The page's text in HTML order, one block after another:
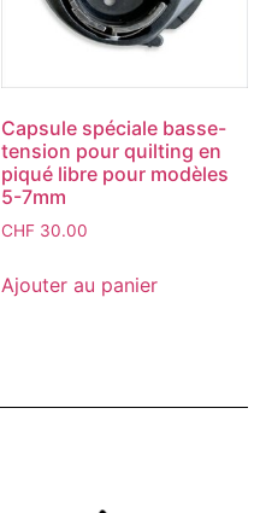
Capsule spéciale basse-
tension pour quilting en
piqué libre pour modèles
5-7mm
CHF30.00
Ajouter au panier